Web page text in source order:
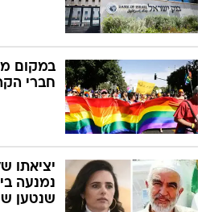
במקום
חברי
יציאתו
נמנעה
שנטען